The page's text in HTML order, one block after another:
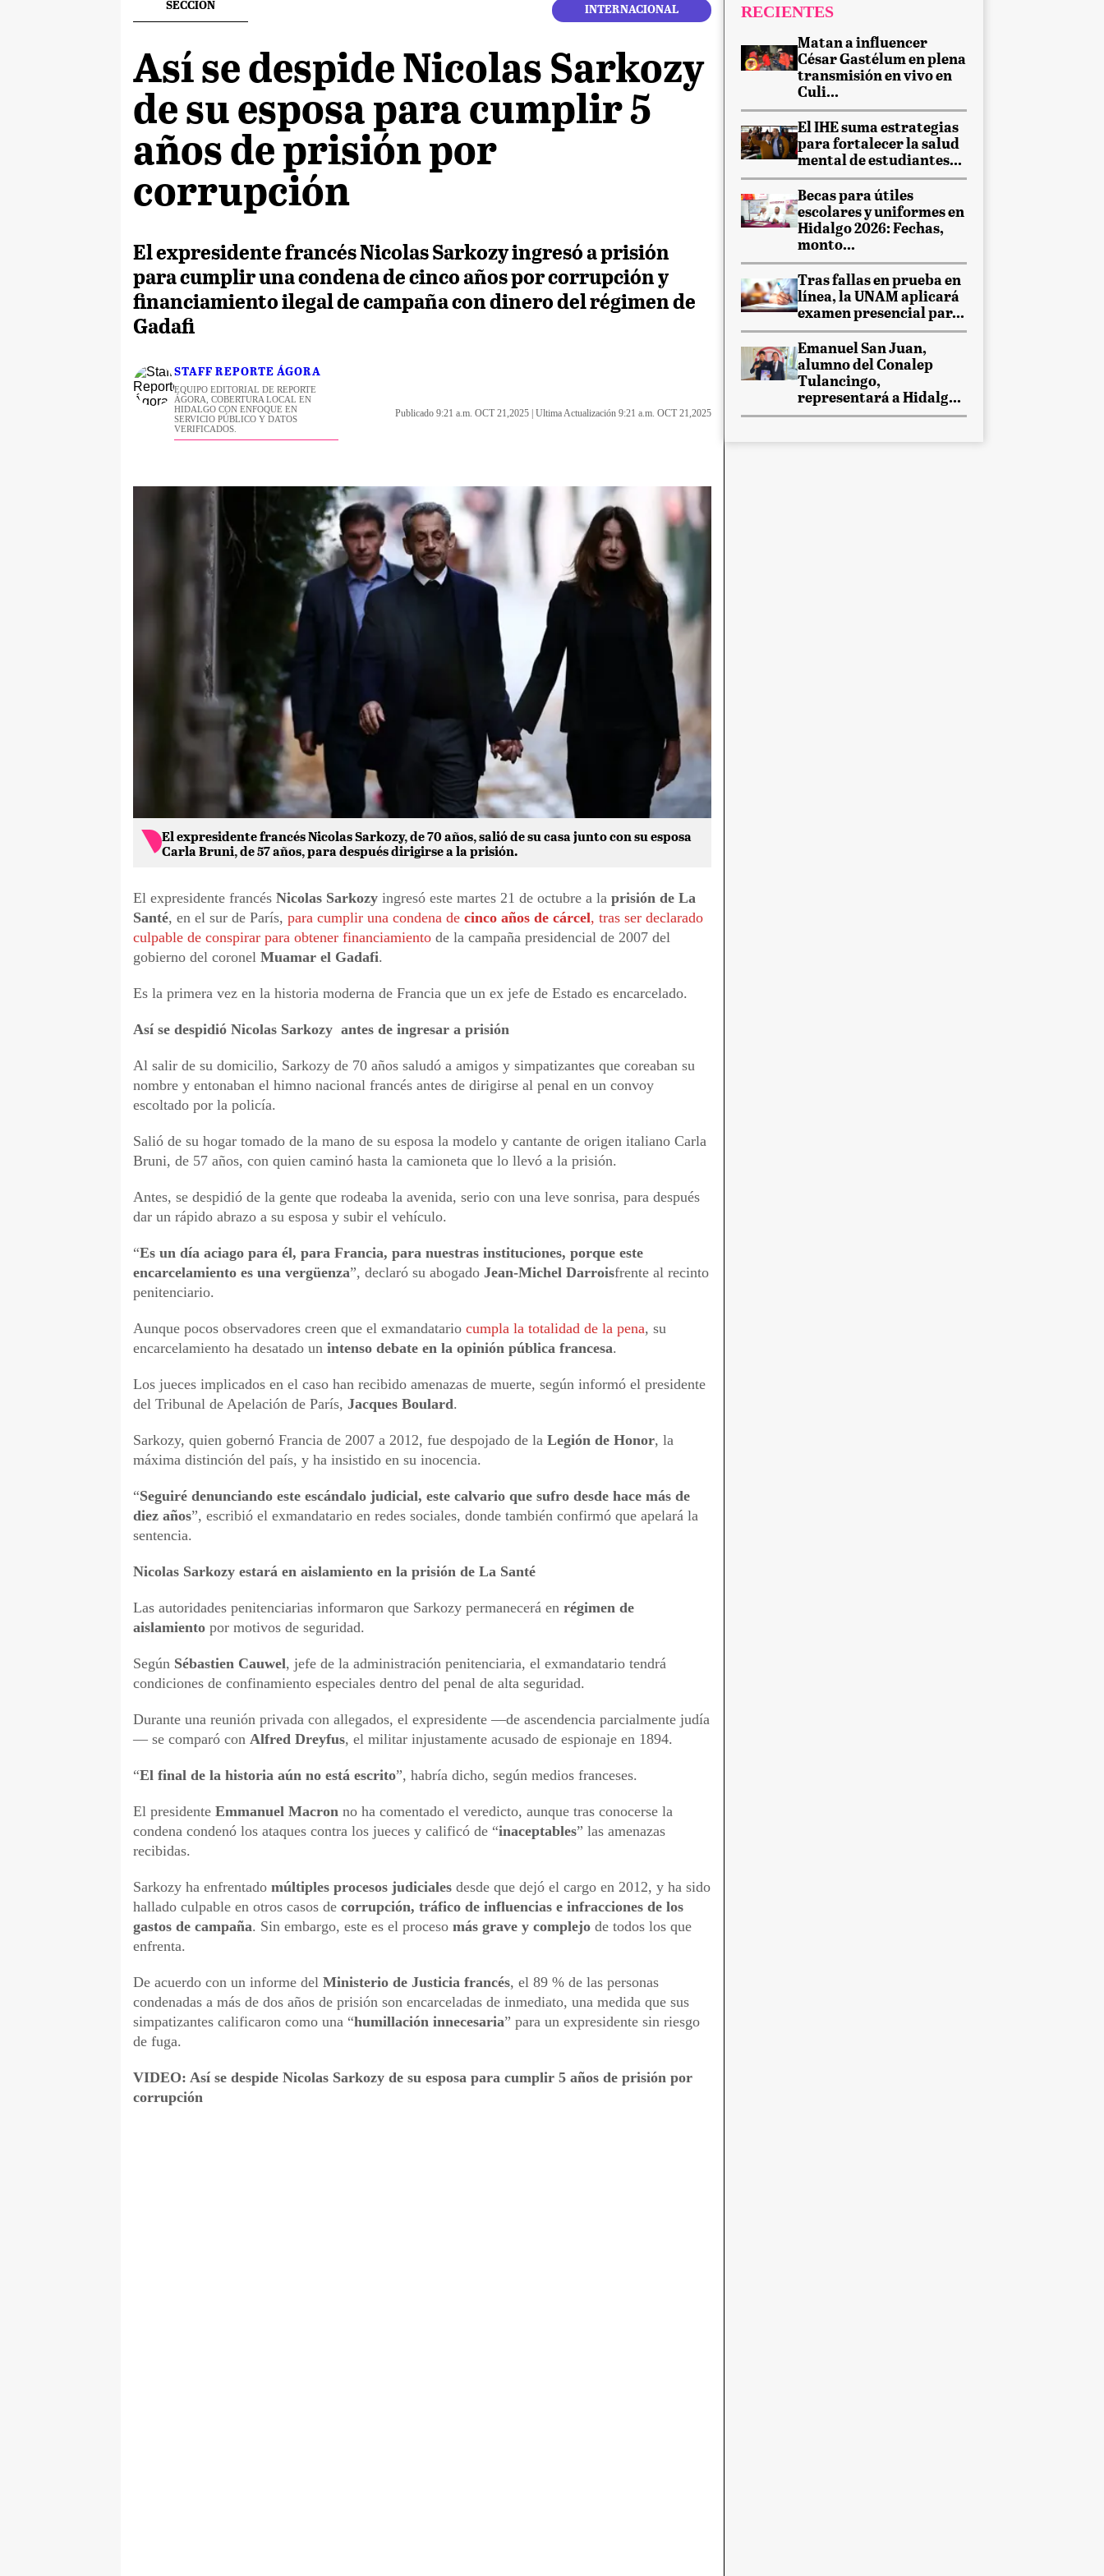
SECCION INTERNACIONAL
Así se despide Nicolas Sarkozy
de su esposa para cumplir 5
años de prisión por
corrupción
El expresidente francés Nicolas Sarkozy ingresó a prisión
para cumplir una condena de cinco años por corrupción y
financiamiento ilegal de campaña con dinero del régimen de
Gadafi
STAFF REPORTE ÁGORA
EQUIPO EDITORIAL DE REPORTE
ÁGORA, COBERTURA LOCAL EN
HIDALGO CON ENFOQUE EN
SERVICIO PÚBLICO Y DATOS
VERIFICADOS.
Publicado 9:21 a.m. OCT 21,2025 | Ultima Actualización 9:21 a.m. OCT 21,2025
El expresidente francés Nicolas Sarkozy, de 70 años, salió de su casa junto con su esposa
Carla Bruni, de 57 años, para después dirigirse a la prisión.
El expresidente francés Nicolas Sarkozy ingresó este martes 21 de octubre a la prisión de La
Santé, en el sur de París, para cumplir una condena de cinco años de cárcel, tras ser declarado
culpable de conspirar para obtener financiamiento de la campaña presidencial de 2007 del
gobierno del coronel Muamar el Gadafi.
Es la primera vez en la historia moderna de Francia que un ex jefe de Estado es encarcelado.
Así se despidió Nicolas Sarkozy antes de ingresar a prisión
Al salir de su domicilio, Sarkozy de 70 años saludó a amigos y simpatizantes que coreaban su
nombre y entonaban el himno nacional francés antes de dirigirse al penal en un convoy
escoltado por la policía.
Salió de su hogar tomado de la mano de su esposa la modelo y cantante de origen italiano Carla
Bruni, de 57 años, con quien caminó hasta la camioneta que lo llevó a la prisión.
Antes, se despidió de la gente que rodeaba la avenida, serio con una leve sonrisa, para después
dar un rápido abrazo a su esposa y subir el vehículo.
“Es un día aciago para él, para Francia, para nuestras instituciones, porque este
encarcelamiento es una vergüenza”, declaró su abogado Jean-Michel Darroisfrente al recinto
penitenciario.
Aunque pocos observadores creen que el exmandatario cumpla la totalidad de la pena, su
encarcelamiento ha desatado un intenso debate en la opinión pública francesa.
Los jueces implicados en el caso han recibido amenazas de muerte, según informó el presidente
del Tribunal de Apelación de París, Jacques Boulard.
Sarkozy, quien gobernó Francia de 2007 a 2012, fue despojado de la Legión de Honor, la
máxima distinción del país, y ha insistido en su inocencia.
“Seguiré denunciando este escándalo judicial, este calvario que sufro desde hace más de
diez años”, escribió el exmandatario en redes sociales, donde también confirmó que apelará la
sentencia.
Nicolas Sarkozy estará en aislamiento en la prisión de La Santé
Las autoridades penitenciarias informaron que Sarkozy permanecerá en régimen de
aislamiento por motivos de seguridad.
Según Sébastien Cauwel, jefe de la administración penitenciaria, el exmandatario tendrá
condiciones de confinamiento especiales dentro del penal de alta seguridad.
Durante una reunión privada con allegados, el expresidente —de ascendencia parcialmente judía
— se comparó con Alfred Dreyfus, el militar injustamente acusado de espionaje en 1894.
“El final de la historia aún no está escrito”, habría dicho, según medios franceses.
El presidente Emmanuel Macron no ha comentado el veredicto, aunque tras conocerse la
condena condenó los ataques contra los jueces y calificó de “inaceptables” las amenazas
recibidas.
Sarkozy ha enfrentado múltiples procesos judiciales desde que dejó el cargo en 2012, y ha sido
hallado culpable en otros casos de corrupción, tráfico de influencias e infracciones de los
gastos de campaña. Sin embargo, este es el proceso más grave y complejo de todos los que
enfrenta.
De acuerdo con un informe del Ministerio de Justicia francés, el 89 % de las personas
condenadas a más de dos años de prisión son encarceladas de inmediato, una medida que sus
simpatizantes calificaron como una “humillación innecesaria” para un expresidente sin riesgo
de fuga.
VIDEO: Así se despide Nicolas Sarkozy de su esposa para cumplir 5 años de prisión por
corrupción
RECIENTES
Matan a influencer
César Gastélum en plena
transmisión en vivo en
Culi...
El IHE suma estrategias
para fortalecer la salud
mental de estudiantes...
Becas para útiles
escolares y uniformes en
Hidalgo 2026: Fechas,
monto...
Tras fallas en prueba en
línea, la UNAM aplicará
examen presencial par...
Emanuel San Juan,
alumno del Conalep
Tulancingo,
representará a Hidalg...